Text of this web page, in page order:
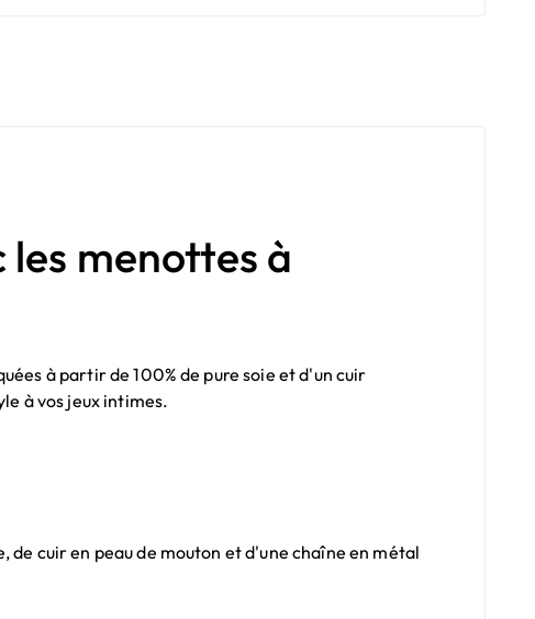
menottes à
à partir de 100% de pure soie et d'un cuir
à vos jeux intimes.
de cuir en peau de mouton et d'une chaîne en métal